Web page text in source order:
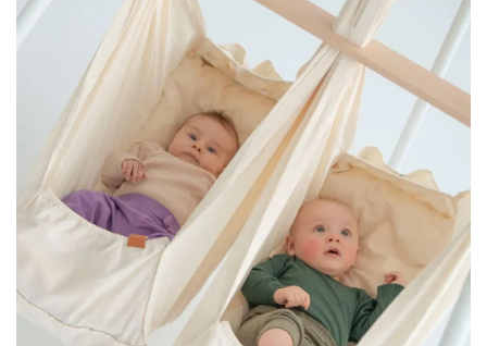
Đặc điểm nổi bật củaỦ kén sợi
tre Uala
Sản phẩm được dệt từ 100% vải sợi tre đặc tính
Giúp cho việc hút ẩm siêu nhanh so với sản phẩm làm từ
chát liệu cotton, lên đến 60%
Bề mặt sợi tre có lớp kháng khuẩn ưu việt, hạn chế bụi
bám và vi khuẩn phát triển
Quá trình sản xuất với dây chuyền hiện đại, nói không với
hóa chất độc hại. Hiệu quả làm thân thiện với môi trường
và bé sử dụng
Chất lượng vải tốt, mềm mại, không xù lông sau khi giặt
Ủ kén sợi tre Uala được làm từ những vải sợi tre lên màu
tự nhên. Tránh trường hợp bị ra màu, vẩy bẩn